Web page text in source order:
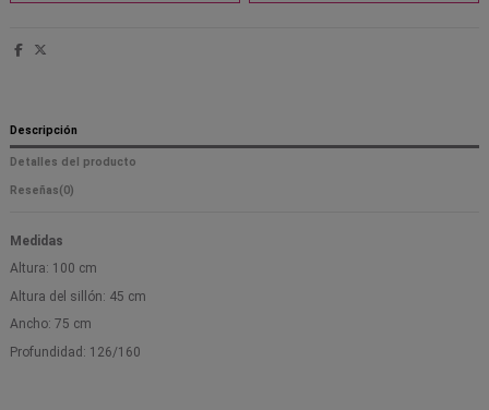
Descripción
Detalles del producto
Reseñas(0)
Medidas
Altura: 100 cm
Altura del sillón: 45 cm
Ancho: 75 cm
Profundidad: 126/160